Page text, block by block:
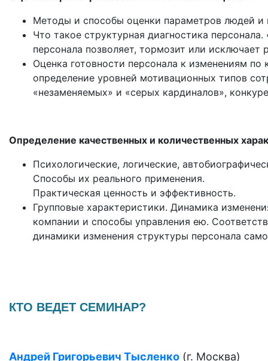
Методы и способы оценки параметров людей и
Что такое структурная диагностика
персонала позволяет, тормозит или исключает
Оценка готовности персонала к изменениям
определение уровней мотивационных типов
«незаменяемых» и «серых кардиналов»,
Определение качественных и количественных
Психологические, логические,
Способы их реального применения.
Практическая ценность и эффективность.
Групповые характеристики. Динамика
компании и способы управления ею.
динамики изменения структуры персонала
КТО ВЕДЕТ СЕМИНАР?
Андрей Григорьевич Тысленко (г. Москва)